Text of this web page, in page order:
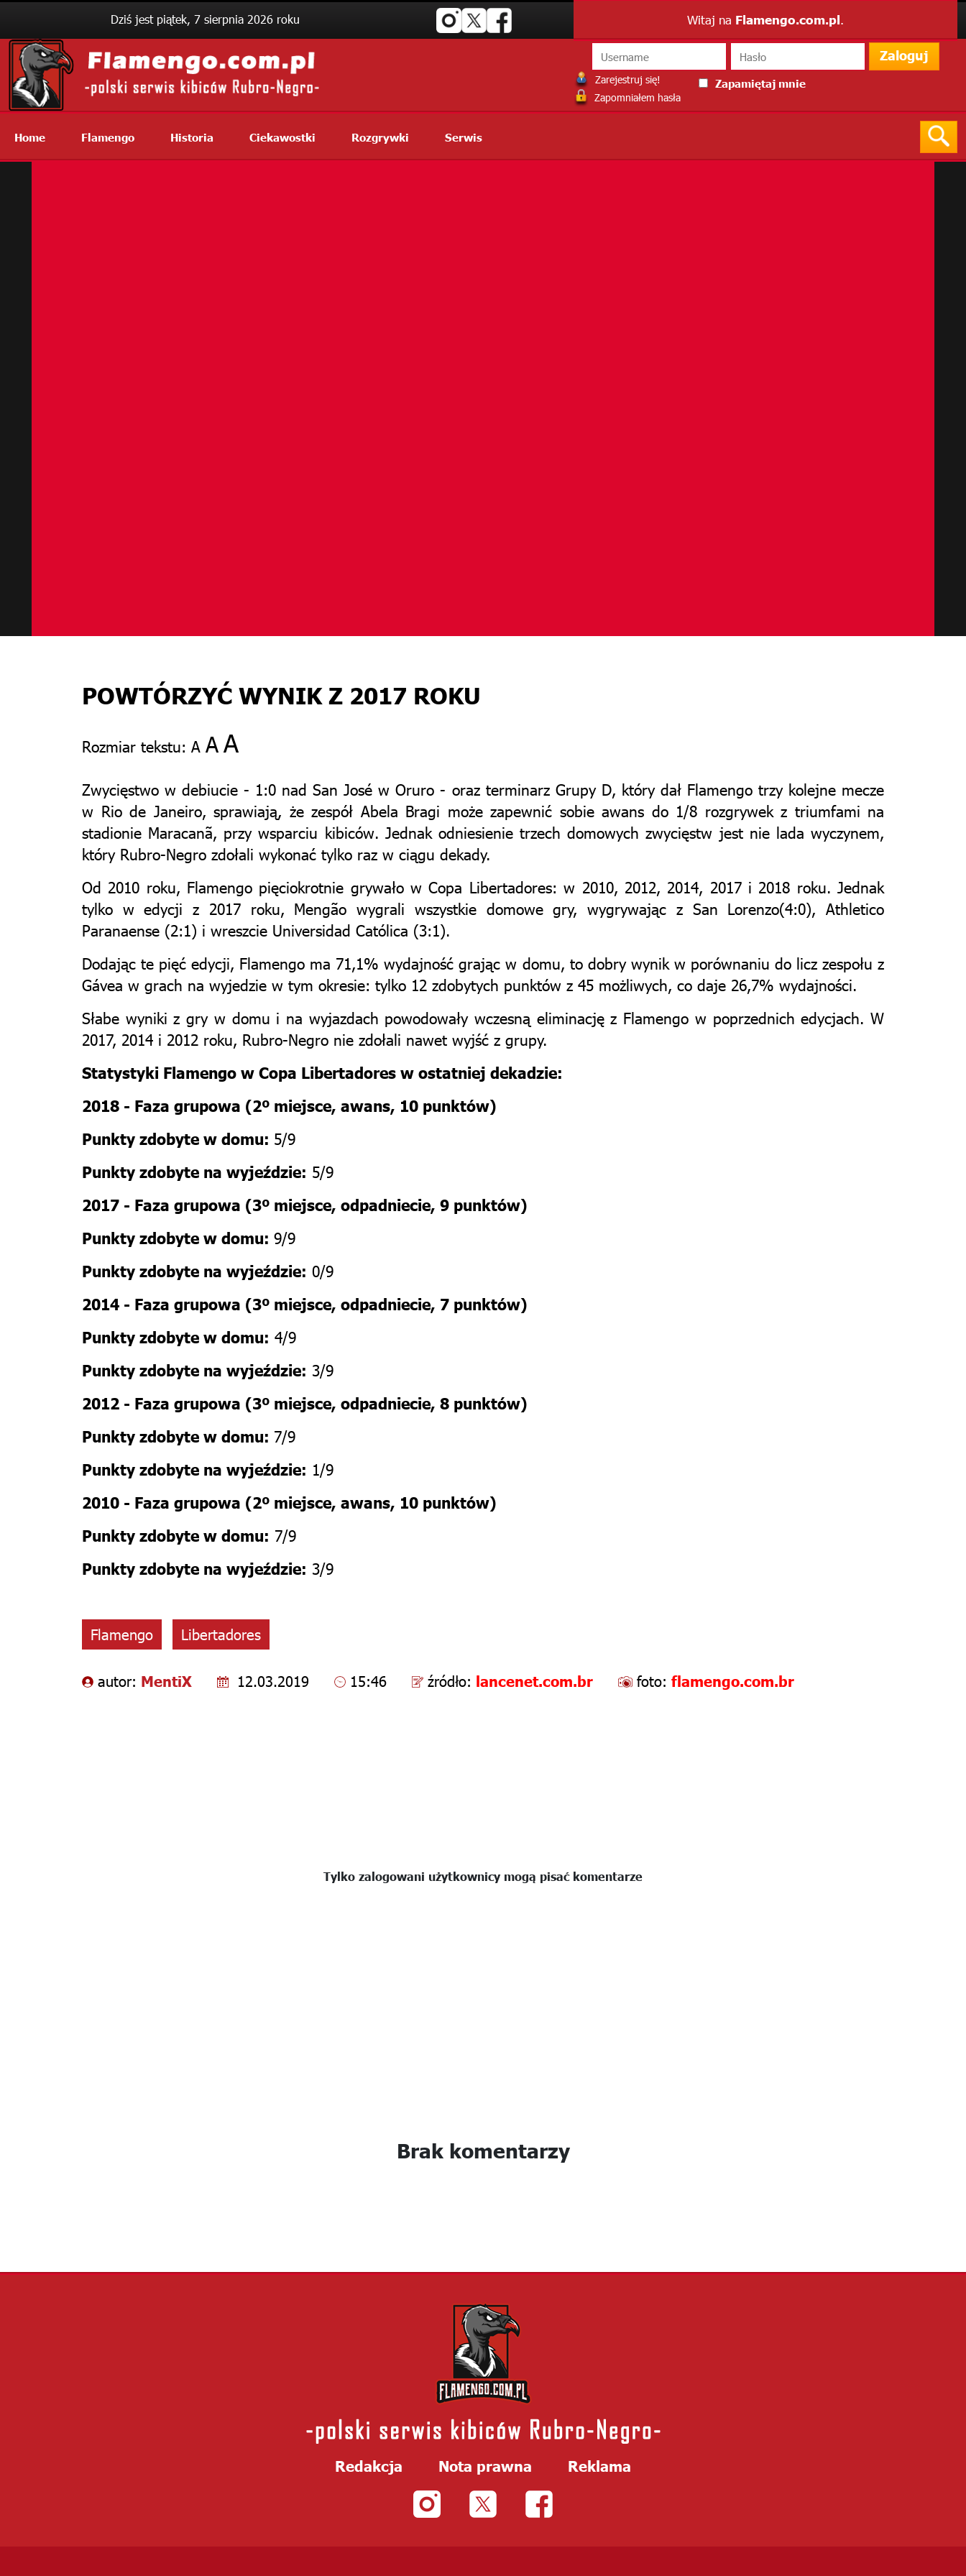
Dziś jest piątek, 7 sierpnia 2026 roku Witaj na Flamengo.com.pl.
Zaloguj
Zarejestruj się!
Zapomniałem hasła
Zapamiętaj mnie
Home Flamengo Historia Ciekawostki Rozgrywki Serwis
POWTÓRZYĆ WYNIK Z 2017 ROKU
Rozmiar tekstu: A AA
Zwycięstwo w debiucie - 1:0 nad San José w Oruro - oraz terminarz Grupy D, który dał Flamengo trzy kolejne mecze
w Rio de Janeiro, sprawiają, że zespół Abela Bragi może zapewnić sobie awans do 1/8 rozgrywek z triumfami na
stadionie Maracanã, przy wsparciu kibiców. Jednak odniesienie trzech domowych zwycięstw jest nie lada wyczynem,
który Rubro-Negro zdołali wykonać tylko raz w ciągu dekady.
Od 2010 roku, Flamengo pięciokrotnie grywało w Copa Libertadores: w 2010, 2012, 2014, 2017 i 2018 roku. Jednak
tylko w edycji z 2017 roku, Mengão wygrali wszystkie domowe gry, wygrywając z San Lorenzo(4:0), Athletico
Paranaense (2:1) i wreszcie Universidad Católica (3:1).
Dodając te pięć edycji, Flamengo ma 71,1% wydajność grając w domu, to dobry wynik w porównaniu do licz zespołu z
Gávea w grach na wyjedzie w tym okresie: tylko 12 zdobytych punktów z 45 możliwych, co daje 26,7% wydajności.
Słabe wyniki z gry w domu i na wyjazdach powodowały wczesną eliminację z Flamengo w poprzednich edycjach. W
2017, 2014 i 2012 roku, Rubro-Negro nie zdołali nawet wyjść z grupy.
Statystyki Flamengo w Copa Libertadores w ostatniej dekadzie:
2018 - Faza grupowa (2º miejsce, awans, 10 punktów)
Punkty zdobyte w domu: 5/9
Punkty zdobyte na wyjeździe: 5/9
2017 - Faza grupowa (3º miejsce, odpadniecie, 9 punktów)
Punkty zdobyte w domu: 9/9
Punkty zdobyte na wyjeździe: 0/9
2014 - Faza grupowa (3º miejsce, odpadniecie, 7 punktów)
Punkty zdobyte w domu: 4/9
Punkty zdobyte na wyjeździe: 3/9
2012 - Faza grupowa (3º miejsce, odpadniecie, 8 punktów)
Punkty zdobyte w domu: 7/9
Punkty zdobyte na wyjeździe: 1/9
2010 - Faza grupowa (2º miejsce, awans, 10 punktów)
Punkty zdobyte w domu: 7/9
Punkty zdobyte na wyjeździe: 3/9
Flamengo Libertadores
autor: MentiX 12.03.2019 15:46 źródło: lancenet.com.br foto: flamengo.com.br
Tylko zalogowani użytkownicy mogą pisać komentarze
Brak komentarzy
Redakcja Nota prawna Reklama